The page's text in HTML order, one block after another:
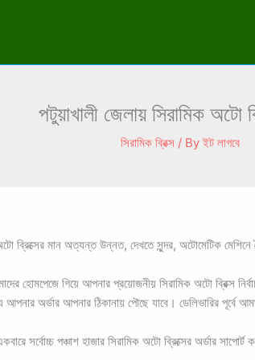
পটুয়াখালী জেলায় সিরামিক অটো
সিরামিক ব্রিক্স / By ইট লাগবে
ব্রিক্সের মান অত্যন্ত উন্নত, দেখতে সুন্দর, অটোমেটিক মেশিনে
হোমপেজে গিয়ে আপনার প্রয়োজনীয় সিরামিক অটো
অর্ডার আপনার ঠিকানায় পৌছে যাবে। ডেলিভারির পূর্বে
সর্বোচ্চ পঞ্চাশ হাজার সিরামিক অটো ব্রিক্সের অর্ডার